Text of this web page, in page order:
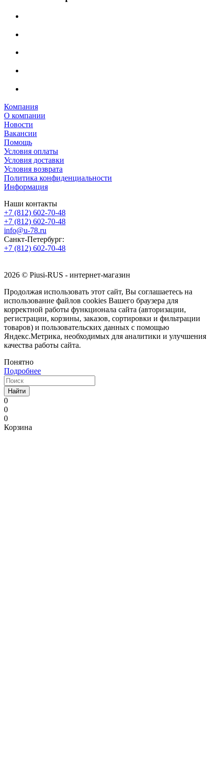
Компания
О компании
Новости
Вакансии
Помощь
Условия оплаты
Условия доставки
Условия возврата
Политика конфиденциальности
Информация
Наши контакты
+7 (812) 602-70-48
+7 (812) 602-70-48
info@u-78.ru
Санкт-Петербург:
+7 (812) 602-70-48
2026 © Piusi-RUS - интернет-магазин
Продолжая использовать этот сайт, Вы соглашаетесь на
использование файлов cookies Вашего браузера для
корректной работы функционала сайта (авторизации,
регистрации, корзины, заказов, сортировки и фильтрации
товаров) и пользовательских данных с помощью
Яндекс.Метрика, необходимых для аналитики и улучшения
качества работы сайта.
Понятно
Подробнее
Найти
0
0
0
Корзина